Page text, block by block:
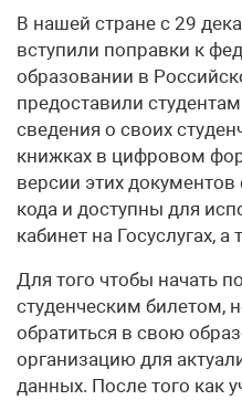
В нашей стране с 29
вступили поправки к
образовании в
предоставили
сведения о своих
книжках в цифровом
версии этих
кода и доступны для
кабинет на Госуслугах,
Для того чтобы начать
студенческим билетом,
обратиться в свою
организацию для
данных. После того как